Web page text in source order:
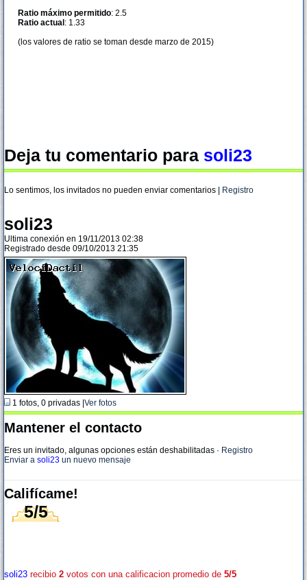
Ratio máximo permitido: 2.5
Ratio actual : 1.33
(los valores de ratio se toman desde marzo de 2015)
Deja tu comentario para soli23
Lo sentimos, los invitados no pueden enviar comentarios | Registro
soli23
Ultima conexión en 19/11/2013 02:38
Registrado desde 09/10/2013 21:35
1 fotos, 0 privadas | Ver fotos
Mantener el contacto
Eres un invitado, algunas opciones están deshabilitadas · Registro
Enviar a soli23 un nuevo mensaje
Califícame!
5/5
soli23 recibio 2 votos con una calificacion promedio de 5/5